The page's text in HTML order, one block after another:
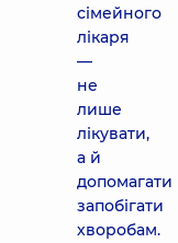
сімейного
лікаря
—
не
лише
лікувати,
а й
допомагати
запобігати
хворобам.